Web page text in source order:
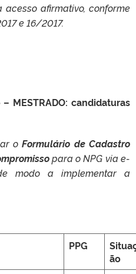
afirmativo, conforme
e 16/2017.
MESTRADO: candidaturas
oFormulário de Cadastro
para o NPG via e-
modo a implementar a
PPG
ão